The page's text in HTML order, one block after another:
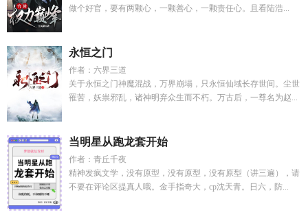
做个好官，要有两颗心，一颗善心，一颗责任心。且看陆浩...
永恒之门
作者：六界三道
关于永恒之门神魔混战，万界崩塌，只永恒仙域长存世间。尘世
罹苦，妖祟邪乱，诸神明弃众生而不朽。万古后，一尊名为赵...
当明星从跑龙套开始
作者：青丘千夜
精神发疯文学，没有原型，没有原型，没有原型（讲三遍），请
不要在评论区提真人哦。金手指奇大，cp沈天青。日六，防...